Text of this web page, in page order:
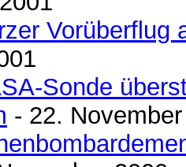
Vorüberflug
Sonde
- 22.